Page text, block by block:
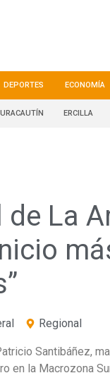
DEPORTES ECONOMÍA
ERCILLA
La
Regional
Santibáñez,
en la Macrozona